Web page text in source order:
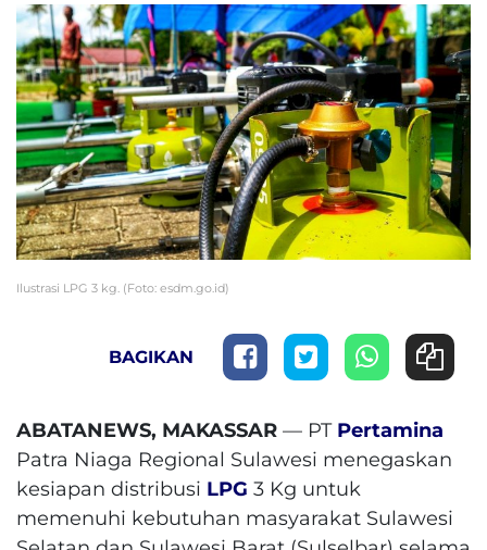
Ilustrasi LPG 3 kg. (Foto: esdm.go.id)
BAGIKAN
ABATANEWS, MAKASSAR — PT Pertamina
Patra Niaga Regional Sulawesi menegaskan
kesiapan distribusi LPG 3 Kg untuk
memenuhi kebutuhan masyarakat Sulawesi